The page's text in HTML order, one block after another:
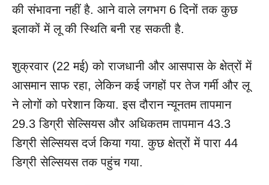
की संभावना नहीं है. आने वाले लगभग 6 दिनों तक कुछ
इलाकों में लू की स्थिति बनी रह सकती है.
शुक्रवार (22 मई) को राजधानी और आसपास के क्षेत्रों में
आसमान साफ रहा, लेकिन कई जगहों पर तेज गर्मी और लू
ने लोगों को परेशान किया. इस दौरान न्यूनतम तापमान
29.3 डिग्री सेल्सियस और अधिकतम तापमान 43.3
डिग्री सेल्सियस दर्ज किया गया. कुछ क्षेत्रों में पारा 44
डिग्री सेल्सियस तक पहुंच गया.